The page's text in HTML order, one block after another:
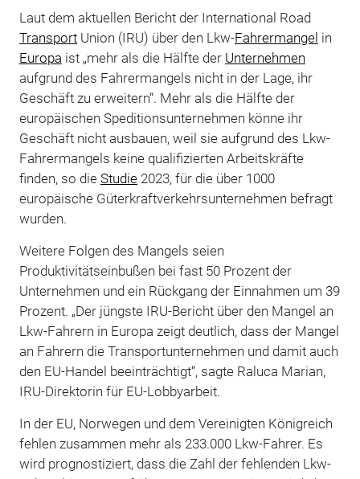
Laut dem aktuellen Bericht der International Road
TransportUnion (IRU) über den Lkw-Fahrermangel in
Europa ist „mehr als die Hälfte der Unternehmen
aufgrund des Fahrermangels nicht in der Lage, ihr
Geschäft zu erweitern“. Mehr als die Hälfte der
europäischen Speditionsunternehmen könne ihr
Geschäft nicht ausbauen, weil sie aufgrund des Lkw-
Fahrermangels keine qualifizierten Arbeitskräfte
finden, so die Studie2023, für die über 1000
europäische Güterkraftverkehrsunternehmen befragt
wurden.
Weitere Folgen des Mangels seien
Produktivitätseinbußen bei fast 50 Prozent der
Unternehmen und ein Rückgang der Einnahmen um 39
Prozent. „Der jüngste IRU-Bericht über den Mangel an
Lkw-Fahrern in Europa zeigt deutlich, dass der Mangel
an Fahrern die Transportunternehmen und damit auch
den EU-Handel beeinträchtigt“, sagte Raluca Marian,
IRU-Direktorin für EU-Lobbyarbeit.
In der EU, Norwegen und dem Vereinigten Königreich
fehlen zusammen mehr als 233.000 Lkw-Fahrer. Es
wird prognostiziert, dass die Zahl der fehlenden Lkw-